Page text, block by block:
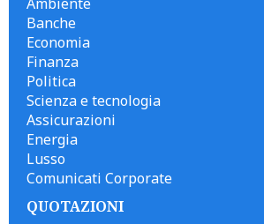
Banche
Economia
Finanza
Politica
Scienza e tecnologia
Assicurazioni
Energia
Lusso
Comunicati Corporate
QUOTAZIONI